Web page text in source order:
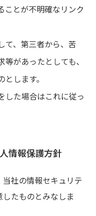
ことが不明確なリンク
て、第三者から、苦
があったとしても、
します。
した場合はこれに従っ
情報保護方針
社の情報セキュリテ
たものとみなしま